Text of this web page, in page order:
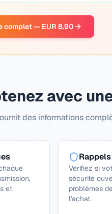
complet — EUR 8.90
avec
des informations
et
Vérifiez si
sécurité
problèmes
l'achat.